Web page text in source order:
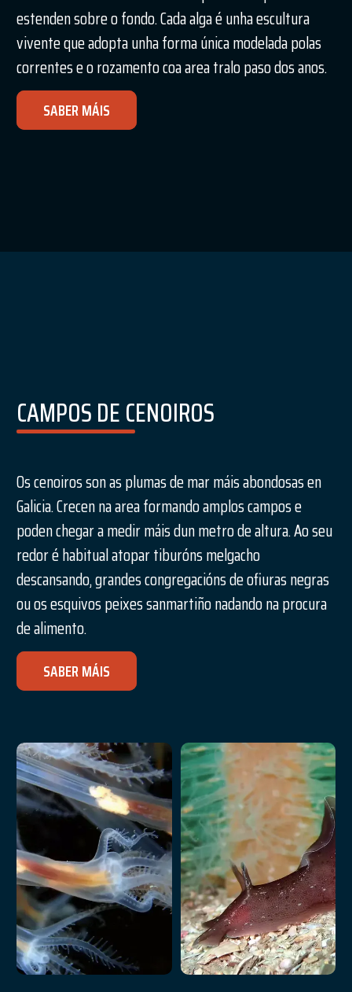
estenden sobre o fondo. Cada alga é unha escultura
vivente que adopta unha forma única modelada polas
correntes e o rozamento coa area tralo paso dos anos.
SABER MÁIS
CAMPOS DE CENOIROS
Os cenoiros son as plumas de mar máis abondosas en
Galicia. Crecen na area formando amplos campos e
poden chegar a medir máis dun metro de altura. Ao seu
redor é habitual atopar tiburóns melgacho
descansando, grandes congregacións de ofiuras negras
ou os esquivos peixes sanmartiño nadando na procura
de alimento.
SABER MÁIS